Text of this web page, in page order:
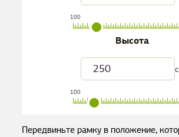
100
Высота
100
Передвиньте рамку в положение,